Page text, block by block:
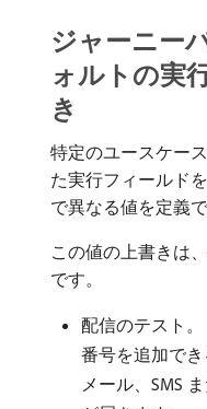
ジャーニー
ォルトの実
き
特定のユースケー
た実行フィールド
で異なる値を定義で
この値の上書きは
です。
配信のテスト
番号を追加で
メール、SMS